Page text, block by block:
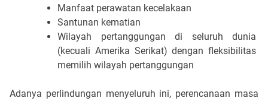
Manfaat perawatan kecelakaan
Santunan kematian
Wilayah pertanggungan di seluruh dunia
(kecuali Amerika Serikat) dengan fleksibilitas
memilih wilayah pertanggungan
Adanya perlindungan menyeluruh ini, perencanaan masa